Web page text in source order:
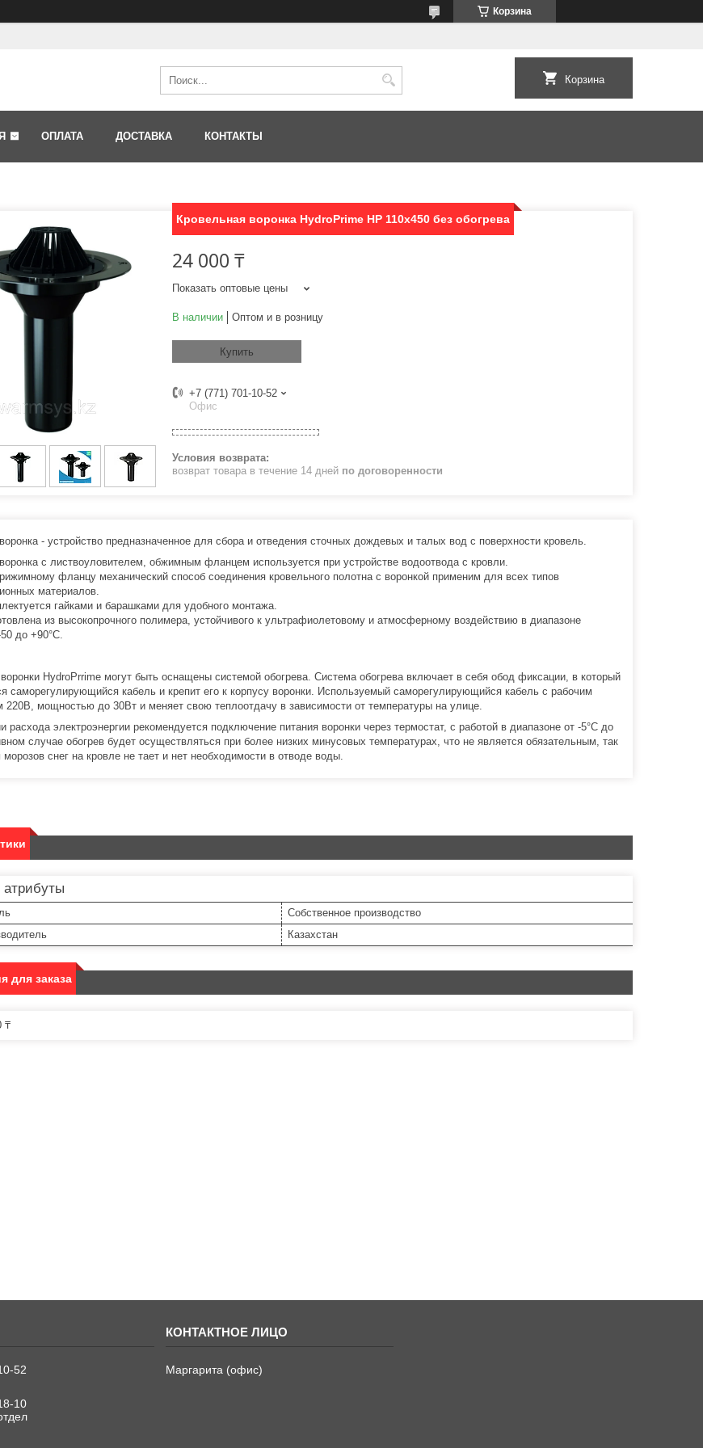
Корзина
Корзина
ОПЛАТА ДОСТАВКА КОНТАКТЫ
Кровельная воронка HydroPrime HP 110x450 без обогрева
24 000 ₸
Показать оптовые цены
В наличии Оптом и в розницу
Купить
+7 (771) 701-10-52
Офис
возврат товара в течение 14 дней по договоренности
- устройство предназначенное для сбора и отведения сточных дождевых и талых вод с поверхности кровель.
с листвоуловителем, обжимным фланцем используется при устройстве водоотвода c кровли.
фланцу механический способ соединения кровельного полотна с воронкой применим для всех типов
материалов.
гайками и барашками для удобного монтажа.
из высокопрочного полимера, устойчивого к ультрафиолетовому и атмосферному воздействию в диапазоне
до +90°С.
HydroPrrime могут быть оснащены системой обогрева. Система обогрева включает в себя обод фиксации, в который
саморегулирующийся кабель и крепит его к корпусу воронки. Используемый саморегулирующийся кабель с рабочим
220В, мощностью до 30Вт и меняет свою теплоотдачу в зависимости от температуры на улице.
расхода электроэнергии рекомендуется подключение питания воронки через термостат, с работой в диапазоне от -5°С до
случае обогрев будет осуществляться при более низких минусовых температурах, что не является обязательным, так
морозов снег на кровле не тает и нет необходимости в отводе воды.
Собственное производство
Казахстан
для заказа
₸
52
10
Маргарита (офис)